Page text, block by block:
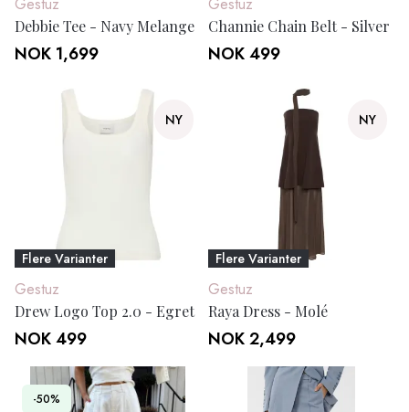
Gestuz
Debbie Tee - Navy Melange
NOK 1,699
Gestuz
Channie Chain Belt - Silver
NOK 499
NY
Flere Varianter
Gestuz
Drew Logo Top 2.0 - Egret
NOK 499
NY
Flere Varianter
Gestuz
Raya Dress - Molé
NOK 2,499
-50%